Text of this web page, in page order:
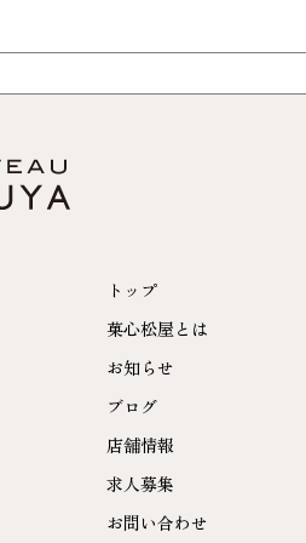
トップ
菓心松屋とは
お知らせ
ブログ
店舗情報
求人募集
お問い合わせ